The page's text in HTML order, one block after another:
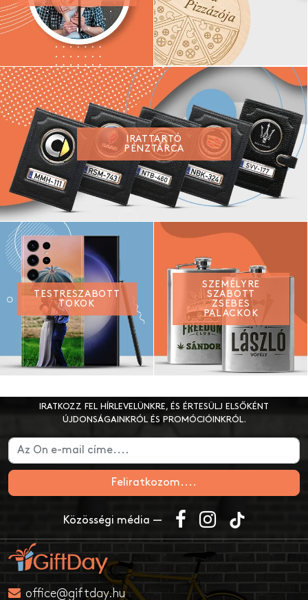
IRATTARTÓ
PÉNZTÁRCA
TESTRESZABOTT
TOKOK
SZEMÉLYRE
SZABOTT
ZSEBES
PALACKOK
IRATKOZZ FEL HÍRLEVELÜNKRE, ÉS ÉRTESÜLJ ELSŐKÉNT
ÚJDONSÁGAINKRÓL ÉS PROMÓCIÓINKRÓL.
Feliratkozom....
Közösségi média —
office@giftday.hu